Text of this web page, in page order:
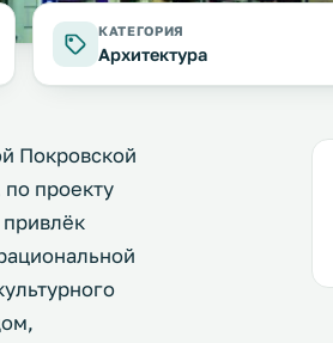
КАТЕГОРИЯ
Архитектура
Покровской
проекту